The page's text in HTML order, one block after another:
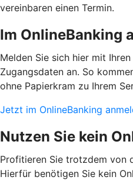
vereinbaren einen Termin.
Im OnlineBanking
Melden Sie sich hier mit
Zugangsdaten an. So
ohne Papierkram zu Ihrem
Jetzt im OnlineBanking
Nutzen Sie kein
Profitieren Sie trotzdem von
Hierfür benötigen Sie kein